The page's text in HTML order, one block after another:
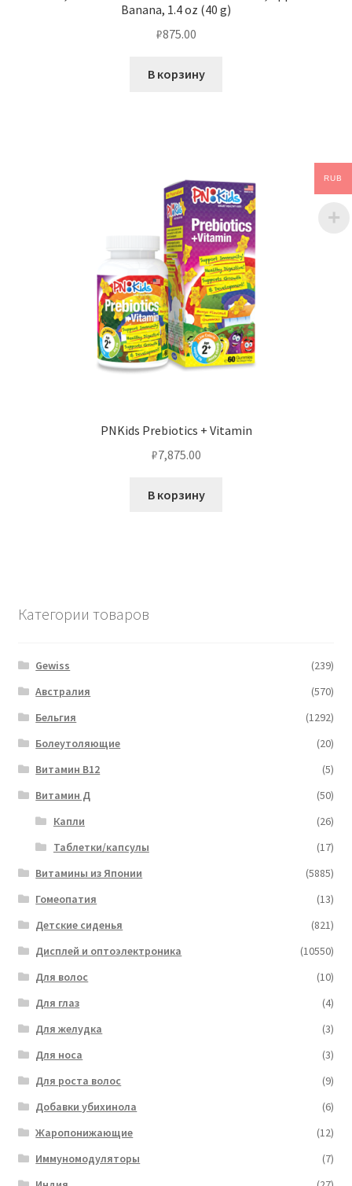
Banana, 1.4 oz (40 g)
₽875.00
В корзину
PNKids Prebiotics + Vitamin
₽7,875.00
В корзину
Категории товаров
Gewiss
(239)
Австралия
(570)
Бельгия
(1292)
Болеутоляющие
(20)
Витамин B12
(5)
Витамин Д
(50)
Капли
(26)
Таблетки/капсулы
(17)
Витамины из Японии
(5885)
Гомеопатия
(13)
Детские сиденья
(821)
Дисплей и оптоэлектроника
(10550)
Для волос
(10)
Для глаз
(4)
Для желудка
(3)
Для носа
(3)
Для роста волос
(9)
Добавки убихинола
(6)
Жаропонижающие
(12)
Иммуномодуляторы
(7)
RUB